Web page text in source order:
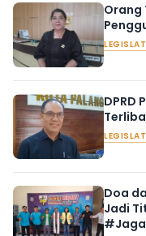
Orang
DPRD
Doa
Jadi